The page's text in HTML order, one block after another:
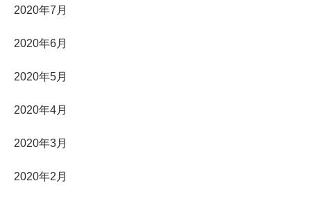
2020年7月
2020年6月
2020年5月
2020年4月
2020年3月
2020年2月